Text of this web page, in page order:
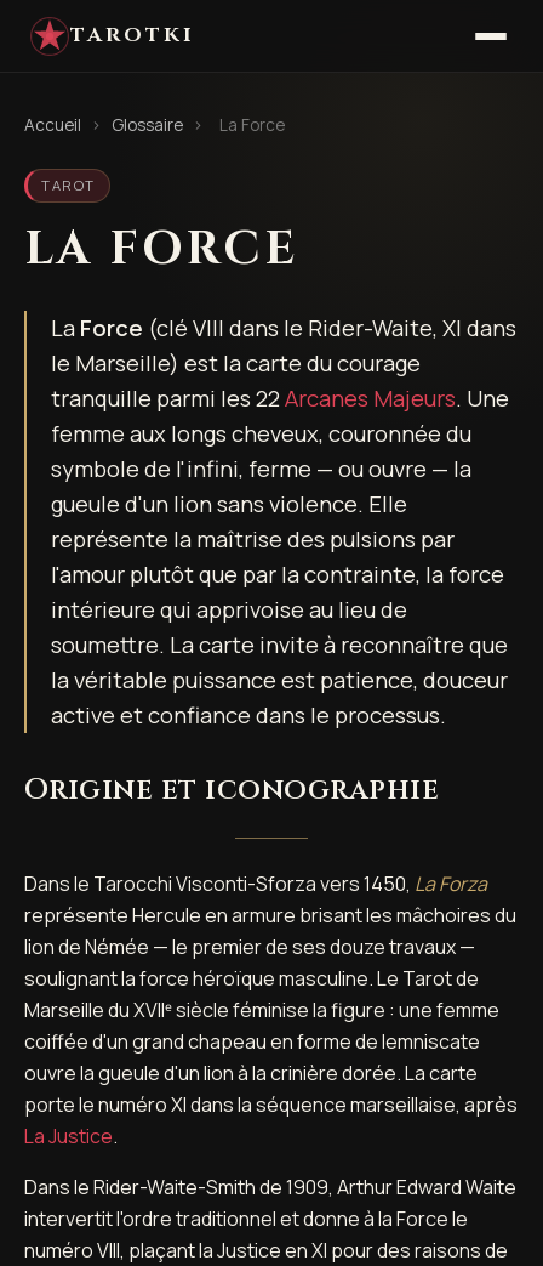
TAROTKI
Accueil › Glossaire › La Force
TAROT
LA FORCE
LaForce (clé VIII dans le Rider-Waite, XI dans
le Marseille) est la carte du courage
tranquille parmi les 22Arcanes Majeurs. Une
femme aux longs cheveux, couronnée du
symbole de l'infini, ferme — ou ouvre — la
gueule d'un lion sans violence. Elle
représente la maîtrise des pulsions par
l'amour plutôt que par la contrainte, la force
intérieure qui apprivoise au lieu de
soumettre. La carte invite à reconnaître que
la véritable puissance est patience, douceur
active et confiance dans le processus.
Origine et iconographie
Dans le Tarocchi Visconti-Sforza vers 1450, La Forza
représente Hercule en armure brisant les mâchoires du
lion de Némée — le premier de ses douze travaux —
soulignant la force héroïque masculine. Le Tarot de
Marseille du XVIIᵉ siècle féminise la figure : une femme
coiffée d'un grand chapeau en forme de lemniscate
ouvre la gueule d'un lion à la crinière dorée. La carte
porte le numéro XI dans la séquence marseillaise, après
La Justice.
Dans le Rider-Waite-Smith de 1909, Arthur Edward Waite
intervertit l'ordre traditionnel et donne à la Force le
numéro VIII, plaçant la Justice en XI pour des raisons de